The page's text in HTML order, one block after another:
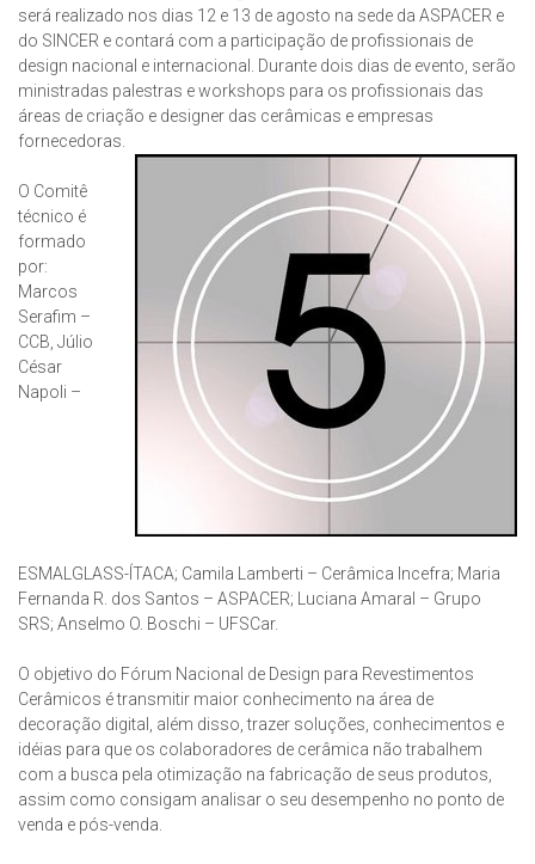
será realizado nos dias 12 e 13 de agosto na sede da ASPACER e
do SINCER e contará com a participação de profissionais de
design nacional e internacional. Durante dois dias de evento, serão
ministradas palestras e workshops para os profissionais das
áreas de criação e designer das cerâmicas e empresas
fornecedoras.
O Comitê
técnico é
formado
por:
Marcos
Serafim –
CCB, Júlio
César
Napoli –
ESMALGLASS-ÍTACA; Camila Lamberti – Cerâmica Incefra; Maria
Fernanda R. dos Santos – ASPACER; Luciana Amaral – Grupo
SRS; Anselmo O. Boschi – UFSCar.
O objetivo do Fórum Nacional de Design para Revestimentos
Cerâmicos é transmitir maior conhecimento na área de
decoração digital, além disso, trazer soluções, conhecimentos e
idéias para que os colaboradores de cerâmica não trabalhem
com a busca pela otimização na fabricação de seus produtos,
assim como consigam analisar o seu desempenho no ponto de
venda e pós-venda.